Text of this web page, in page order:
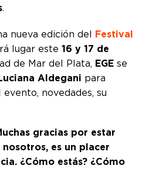
.
nueva edición del Festival
lugar este16 y 17 de
de Mar del Plata, EGE se
Aldegani para
novedades, su
gracias por estar
es un placer
¿Cómo estás? ¿Cómo